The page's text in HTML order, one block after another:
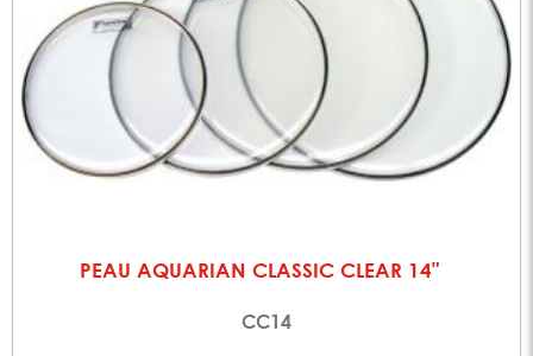
PEAU AQUARIAN CLASSIC CLEAR 14"
CC14